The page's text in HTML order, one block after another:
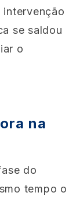
intervenção
se saldou
o
na
do
tempo o